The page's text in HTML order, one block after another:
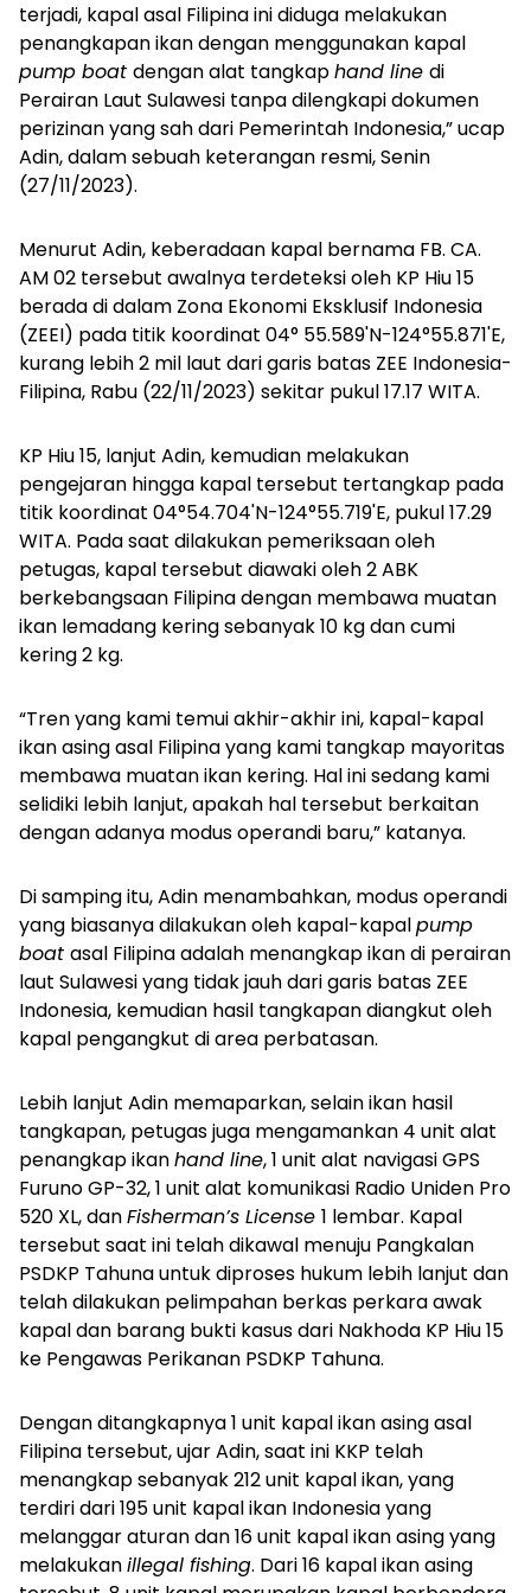
terjadi, kapal asal Filipina ini diduga melakukan
penangkapan ikan dengan menggunakan kapal
pump boat dengan alat tangkaphand line di
Perairan Laut Sulawesi tanpa dilengkapi dokumen
perizinan yang sah dari Pemerintah Indonesia,” ucap
Adin, dalam sebuah keterangan resmi, Senin
(27/11/2023).
Menurut Adin, keberadaan kapal bernama FB. CA.
AM 02 tersebut awalnya terdeteksi oleh KP Hiu 15
berada di dalam Zona Ekonomi Eksklusif Indonesia
(ZEEI) pada titik koordinat 04° 55.589'N-124°55.871'E,
kurang lebih 2 mil laut dari garis batas ZEE Indonesia-
Filipina, Rabu (22/11/2023) sekitar pukul 17.17 WITA.
KP Hiu 15, lanjut Adin, kemudian melakukan
pengejaran hingga kapal tersebut tertangkap pada
titik koordinat 04°54.704'N-124°55.719'E, pukul 17.29
WITA. Pada saat dilakukan pemeriksaan oleh
petugas, kapal tersebut diawaki oleh 2 ABK
berkebangsaan Filipina dengan membawa muatan
ikan lemadang kering sebanyak 10 kg dan cumi
kering 2 kg.
“Tren yang kami temui akhir-akhir ini, kapal-kapal
ikan asing asal Filipina yang kami tangkap mayoritas
membawa muatan ikan kering. Hal ini sedang kami
selidiki lebih lanjut, apakah hal tersebut berkaitan
dengan adanya modus operandi baru,” katanya.
Di samping itu, Adin menambahkan, modus operandi
yang biasanya dilakukan oleh kapal-kapalpump
boat asal Filipina adalah menangkap ikan di perairan
laut Sulawesi yang tidak jauh dari garis batas ZEE
Indonesia, kemudian hasil tangkapan diangkut oleh
kapal pengangkut di area perbatasan.
Lebih lanjut Adin memaparkan, selain ikan hasil
tangkapan, petugas juga mengamankan 4 unit alat
penangkap ikanhand line, 1 unit alat navigasi GPS
Furuno GP-32, 1 unit alat komunikasi Radio Uniden Pro
520 XL, danFisherman’s License 1 lembar. Kapal
tersebut saat ini telah dikawal menuju Pangkalan
PSDKP Tahuna untuk diproses hukum lebih lanjut dan
telah dilakukan pelimpahan berkas perkara awak
kapal dan barang bukti kasus dari Nakhoda KP Hiu 15
ke Pengawas Perikanan PSDKP Tahuna.
Dengan ditangkapnya 1 unit kapal ikan asing asal
Filipina tersebut, ujar Adin, saat ini KKP telah
menangkap sebanyak 212 unit kapal ikan, yang
terdiri dari 195 unit kapal ikan Indonesia yang
melanggar aturan dan 16 unit kapal ikan asing yang
melakukanillegal fishing. Dari 16 kapal ikan asing